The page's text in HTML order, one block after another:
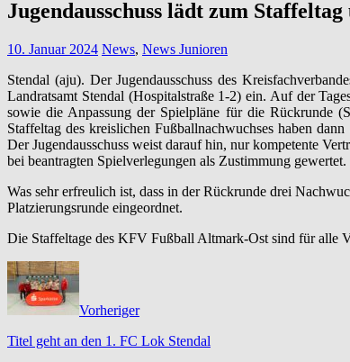
Jugendausschuss lädt zum
10. Januar 2024 News, News Junioren
Stendal (aju). Der Jugendausschuss des
Landratsamt Stendal (Hospitalstraße 1-2) ein. Auf der
sowie die Anpassung der Spielpläne für die Rückrunde
Staffeltag des kreislichen Fußballnachwuchses haben
Der Jugendausschuss weist darauf hin, nur kompetente
bei beantragten Spielverlegungen als Zustimmung gewertet.
Was sehr erfreulich ist, dass in der Rückrunde drei
Platzierungsrunde eingeordnet.
Die Staffeltage des KFV Fußball Altmark-Ost sind für alle
Vorheriger
Titel geht an den 1. FC Lok Stendal